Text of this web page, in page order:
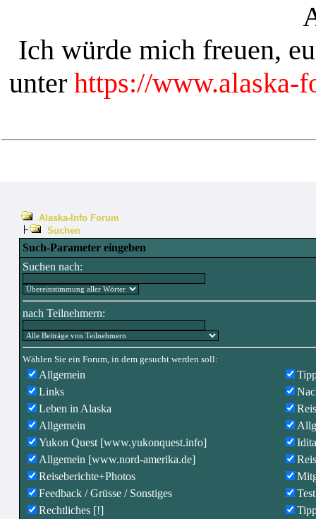
Ich würde mich freuen,
unter https://www.alaska-
Alaska-Info Forum
Suchen
Such-Parameter eingeben
Suchen nach:
nach Teilnehmern:
Wählen Sie ein Forum, in dem gesucht werden soll:
Allgemein
Links
Leben in Alaska
Allgemein
Yukon Quest [www.yukonquest.info]
Allgemein [www.nord-amerika.de]
Reiseberichte+Photos
Feedback / Grüsse / Sonstiges
Test
Rechtliches [!]